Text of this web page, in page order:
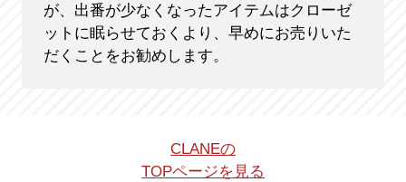
が、出番が少なくなったアイテムはクローゼ
ットに眠らせておくより、早めにお売りいた
だくことをお勧めします。
CLANEの
TOPページを見る